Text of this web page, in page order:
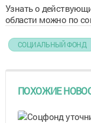
Узнать о
области можно по
СОЦИАЛЬНЫЙ ФОНД
ПОХОЖИЕ